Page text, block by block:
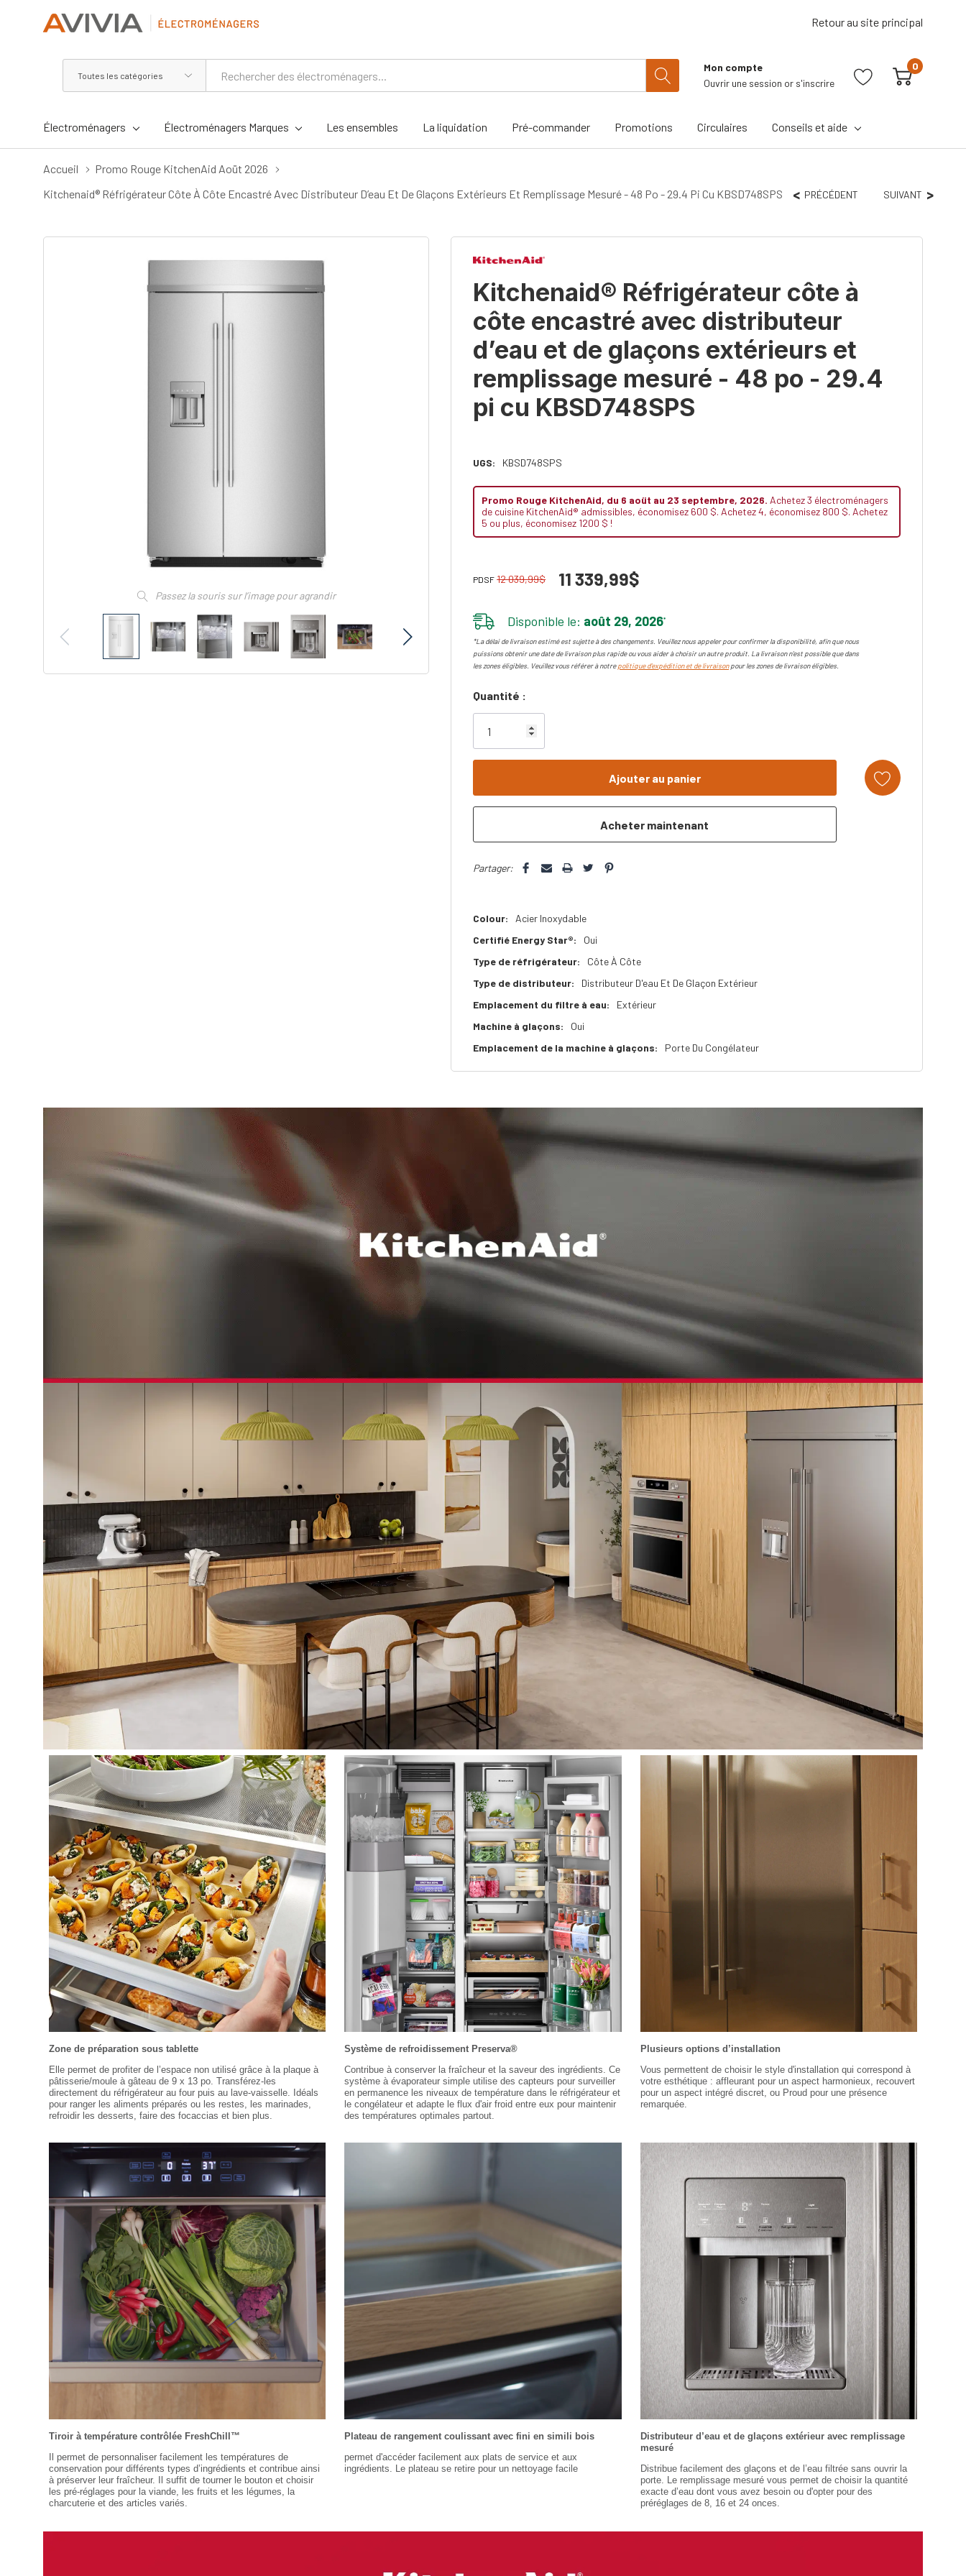
Retour au site principal
les
Mon compte
Ouvrir une session or s'inscrire
0
Électroménagers Électroménagers Marques Les ensembles La liquidation Pré-commander Promotions Circulaires Conseils et aide
Accueil
Promo Rouge KitchenAid Aoüt 2026
Kitchenaid® Réfrigérateur Côte À Côte Encastré Avec Distributeur D’eau Et De Glaçons Extérieurs Et Remplissage Mesuré - 48 Po - 29.4 Pi Cu KBSD748SPS
Passez la souris sur l’image pour agrandir
PRÉCÉDENT SUIVANT
Kitchenaid® Réfrigérateur côte à
côte encastré avec distributeur
d’eau et de glaçons extérieurs et
remplissage mesuré - 48 po - 29.4
pi cu KBSD748SPS
UGS: KBSD748SPS
Promo Rouge KitchenAid, du 6 aoüt au 23 septembre, 2026. Achetez 3 électroménagers
de cuisine KitchenAid® admissibles, économisez 600 $. Achetez 4, économisez 800 $. Achetez
5 ou plus, économisez 1200 $ !
PDSF 12 039,99$ 11 339,99$
Disponible le: août 29, 2026*
*La délai de livraison estimé est sujette à des changements. Veuillez nous appeler pour confirmer la disponibilité, afin que nous
puissions obtenir une date de livraison plus rapide ou vous aider à choisir un autre produit. La livraison n'est possible que dans
les zones éligibles. Veuillez vous référer à notrepolitique d'expédition et de livraisonpour les zones de livraison éligibles.
Dépêchez-
vous!
plus
Quantité :
Partager:
Colour:
Acier Inoxydable
Certifié Energy Star®:
Oui
Type de réfrigérateur:
Côte À Côte
Type de distributeur:
Distributeur D'eau Et De Glaçon Extérieur
Emplacement du filtre à eau:
Extérieur
Machine à glaçons:
Oui
Emplacement de la machine à glaçons:
Porte Du Congélateur